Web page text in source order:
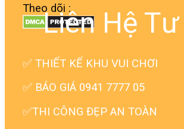
Theo dõi :
Liên Hệ
✅THIẾT KẾ KHU VUI CHƠI
✅ BÁO GIÁ 0941 7777 05
✅THI CÔNG ĐẸP AN TOÀN